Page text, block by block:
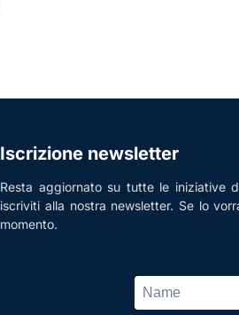
Iscrizione newsletter
Resta aggiornato su tutte le iniziative
iscriviti alla nostra newsletter. Se lo
momento.